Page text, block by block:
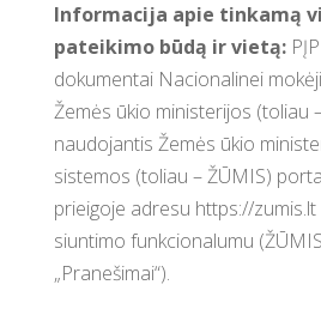
Informacija apie tinkamą
pateikimo būdą ir vietą:
dokumentai Nacionalinei
Žemės ūkio ministerijos (toliau
naudojantis Žemės ūkio
sistemos (toliau – ŽŪMIS)
prieigoje adresu https://
siuntimo funkcionalumu
„Pranešimai“).